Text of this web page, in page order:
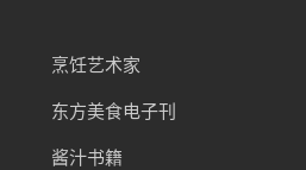
烹饪艺术家
东方美食电子刊
酱汁书籍